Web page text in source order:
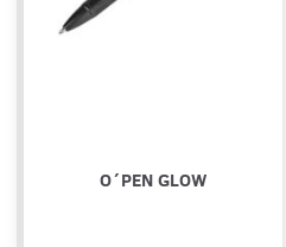
O´PEN GLOW